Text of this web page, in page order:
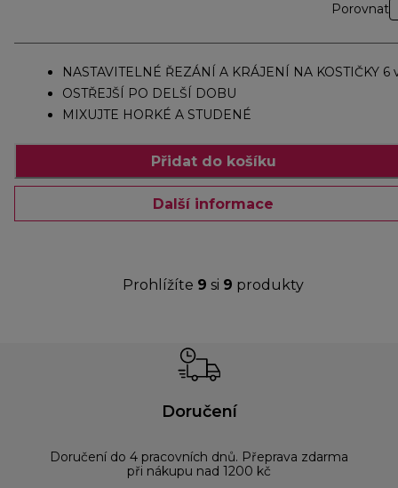
Porovnat
NASTAVITELNÉ ŘEZÁNÍ A KRÁJENÍ NA KOSTIČKY 6
OSTŘEJŠÍ PO DELŠÍ DOBU
MIXUJTE HORKÉ A STUDENÉ
Přidat do košíku
Další informace
Prohlížíte 9 si 9 produkty
Doručení
Doručení do 4 pracovních dnů. Přeprava zdarma
při nákupu nad 1200 kč